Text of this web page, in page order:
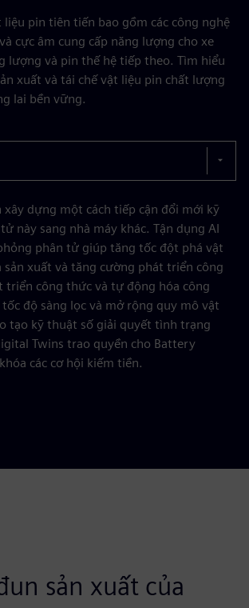
liệu pin tiên tiến bao gồm các công nghệ
cực âm cung cấp năng lượng cho xe
lượng và pin thế hệ tiếp theo. Tìm hiểu
xuất và tái chế vật liệu pin chất lượng
lai bền vững.
xây dựng một cách tiếp cận đổi mới kỹ
này sang nhà máy khác. Tận dụng AI
phân tử giúp tăng tốc đột phá vật
sản xuất và tăng cường phát triển công
triển công thức và tự động hóa công
độ sàng lọc và mở rộng quy mô vật
tạo kỹ thuật số giải quyết tình trạng
Twins trao quyền cho Battery
các cơ hội kiếm tiền.
sản xuất của